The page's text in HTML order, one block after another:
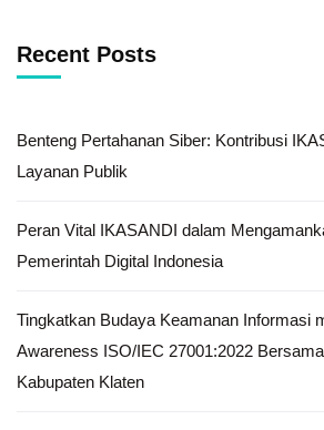
Recent Posts
Benteng Pertahanan Siber: Kontribusi
Layanan Publik
Peran Vital IKASANDI dalam
Pemerintah Digital Indonesia
Tingkatkan Budaya Keamanan Informasi
Awareness ISO/IEC 27001:2022
Kabupaten Klaten